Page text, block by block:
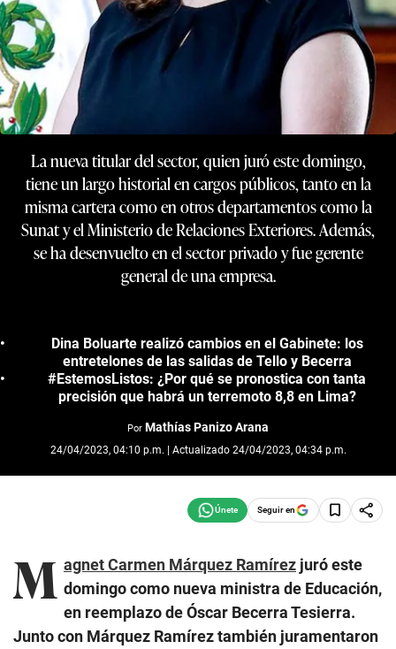
La nueva titular del sector, quien juró este domingo,
tiene un largo historial en cargos públicos, tanto en la
misma cartera como en otros departamentos como la
Sunat y el Ministerio de Relaciones Exteriores. Además,
se ha desenvuelto en el sector privado y fue gerente
general de una empresa.
Dina Boluarte realizó cambios en el Gabinete: los
entretelones de las salidas de Tello y Becerra
#EstemosListos: ¿Por qué se pronostica con tanta
precisión que habrá un terremoto 8,8 en Lima?
Por Mathías Panizo Arana
24/04/2023, 04:10 p.m. | Actualizado 24/04/2023, 04:34 p.m.
Seguir en
M agnet Carmen Márquez Ramírez juró este
domingo como nueva ministra de Educación,
en reemplazo de Óscar Becerra Tesierra.
Junto con Márquez Ramírez también juramentaron